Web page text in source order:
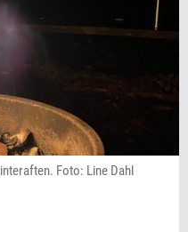
Foto: Line Dahl